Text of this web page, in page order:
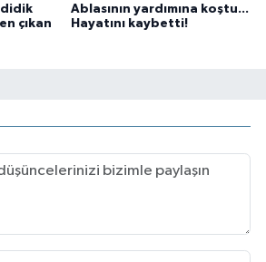
didik
çıkan
Ablasının yardımına koştu...
Hayatını kaybetti!